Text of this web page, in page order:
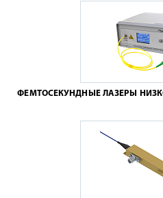
ФЕМТОСЕКУНДНЫЕ ЛАЗЕРЫ